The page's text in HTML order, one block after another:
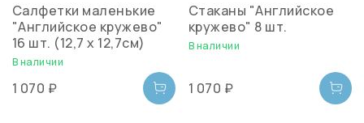
Салфетки маленькие
"Английское кружево"
16 шт. (12,7 х 12,7см)
В наличии
1 070 ₽
Стаканы "Английское
кружево" 8 шт.
В наличии
1 070 ₽